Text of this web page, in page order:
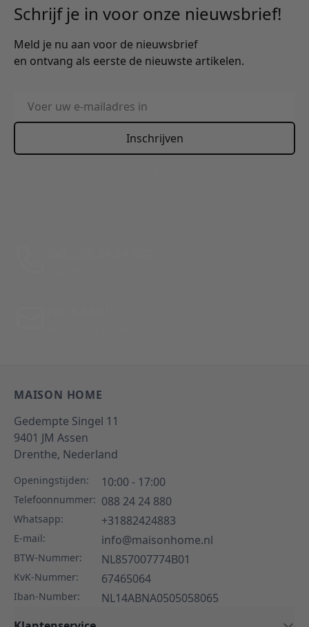
Schrijf je in voor onze nieuwsbrief!
Meld je nu aan voor de nieuwsbrief
en ontvang als eerste de nieuwste artikelen.
E-mailadres
Inschrijven
MAISON HOME
Gedempte Singel 11
9401 JM Assen
Drenthe, Nederland
Openingstijden: 10:00 - 17:00
Telefoonnummer: 088 24 24 880
Whatsapp: +31882424883
E-mail: info@maisonhome.nl
BTW-Nummer: NL857007774B01
KvK-Nummer: 67465064
Iban-Number:
NL14ABNA0505058065